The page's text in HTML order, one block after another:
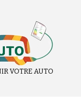
VOTRE AUTO